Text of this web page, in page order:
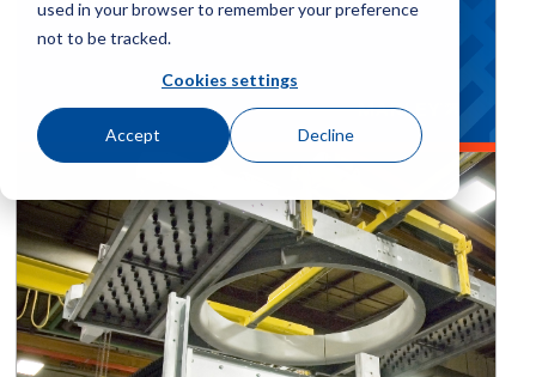
used in your browser to remember your preference
not to be tracked.
Cookies settings
Accept Decline